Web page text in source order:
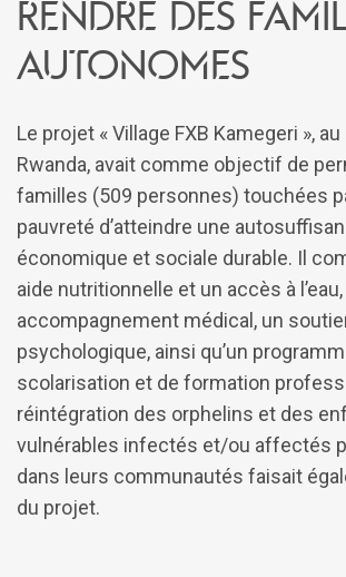
Rendre des
autonomes
Le projet « Village FXB Kamegeri »,
Rwanda, avait comme objectif de
familles (509 personnes) touchées
pauvreté d’atteindre une
économique et sociale durable. Il
aide nutritionnelle et un accès à
accompagnement médical, un
psychologique, ainsi qu’un
scolarisation et de formation
réintégration des orphelins et des
vulnérables infectés et/ou affectés
dans leurs communautés faisait
du projet.